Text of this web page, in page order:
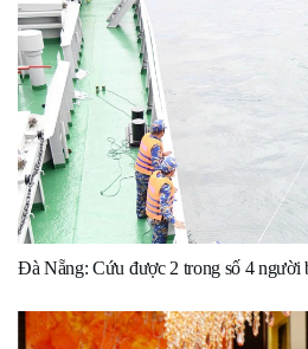
Đà Nẵng: Cứu được 2 trong số 4 người